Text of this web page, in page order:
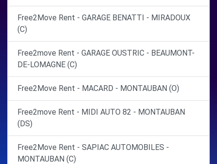
Free2Move Rent - GARAGE BENATTI - MIRADOUX
(C)
Free2move Rent - GARAGE OUSTRIC - BEAUMONT-
DE-LOMAGNE (C)
Free2Move Rent - MACARD - MONTAUBAN (O)
Free2move Rent - MIDI AUTO 82 - MONTAUBAN
(DS)
Free2Move Rent - SAPIAC AUTOMOBILES -
MONTAUBAN (C)